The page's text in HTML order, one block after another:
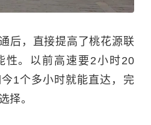
后，直接提高了桃花源联
性。以前高速要2小时20
1个多小时就能直达，完
择。